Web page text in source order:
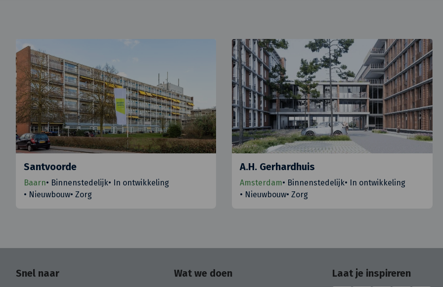
Santvoorde
Baarn• Binnenstedelijk• In ontwikkeling
• Nieuwbouw• Zorg
A.H. Gerhardhuis
Amsterdam• Binnenstedelijk• In ontwikkeling
• Nieuwbouw•Zorg
Snel naar Wat we doen Laat je inspireren